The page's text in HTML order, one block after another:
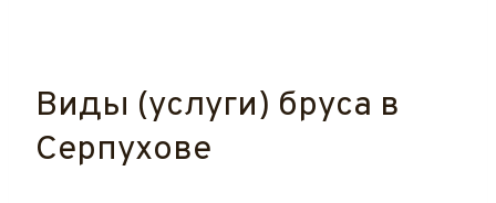
Виды (услуги) бруса в
Серпухове